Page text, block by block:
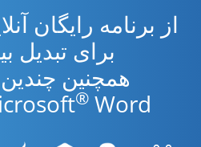
همچنین
® Word استفاده کنید.